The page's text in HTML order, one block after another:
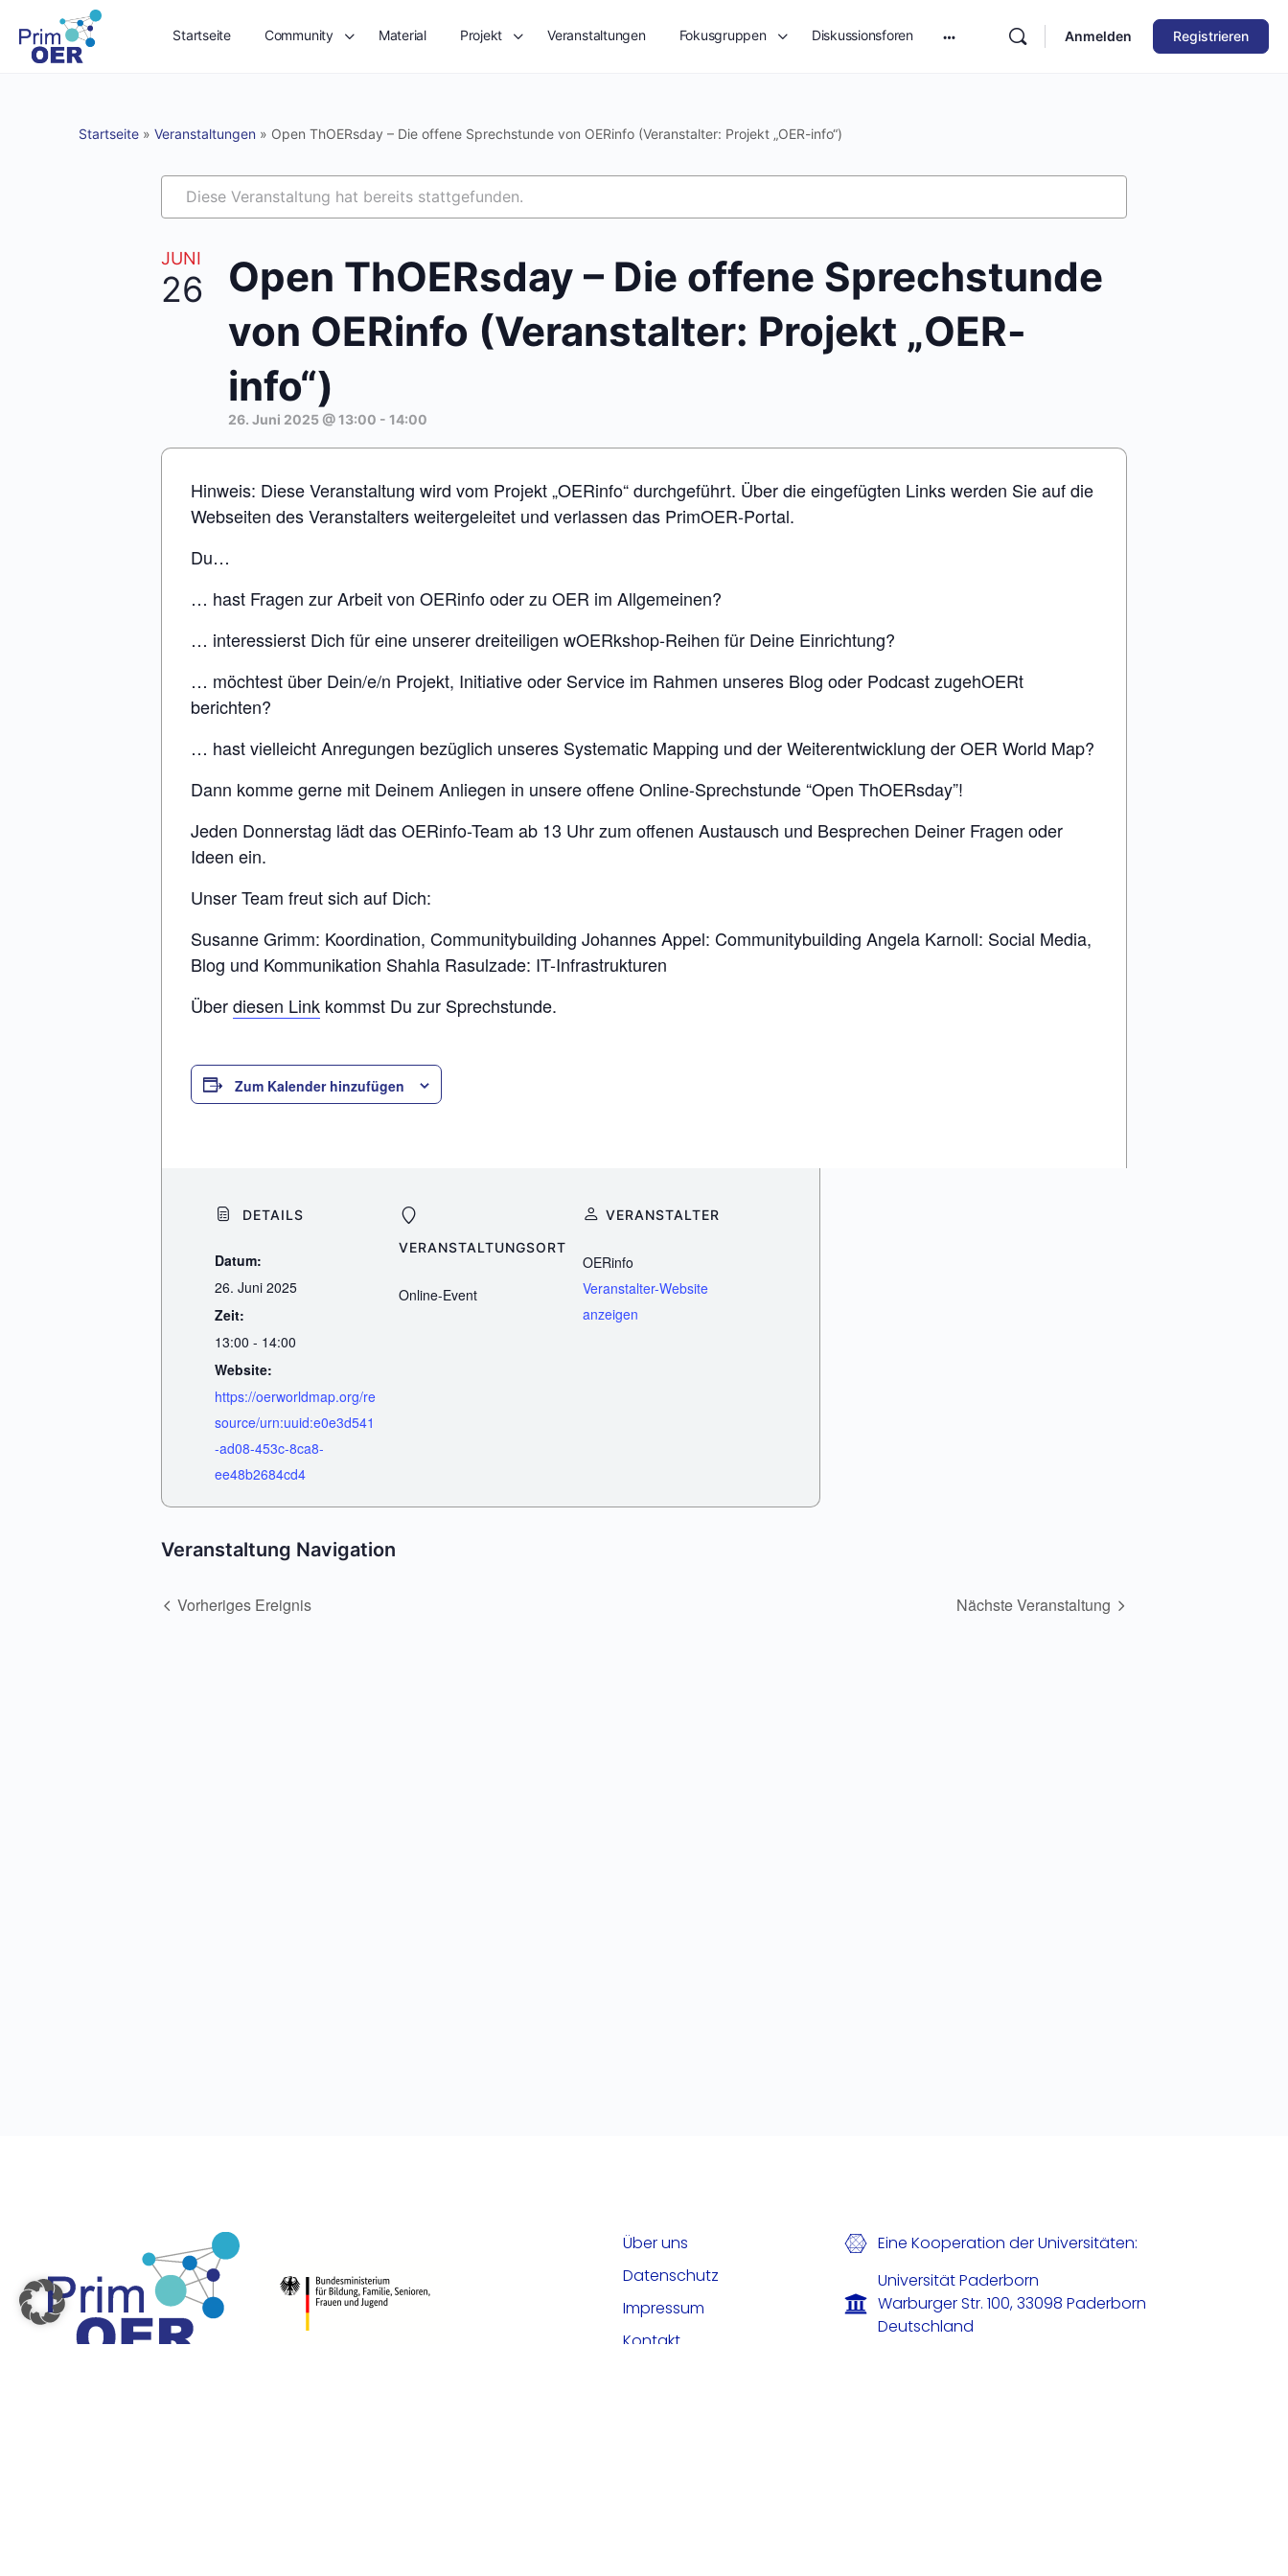
Startseite Community Material Projekt Veranstaltungen Fokusgruppen Diskussionsforen Anmelden Registrieren
Startseite » Veranstaltungen » Open ThOERsday – Die offene Sprechstunde von OERinfo (Veranstalter: Projekt „OER-info“)
Diese Veranstaltung hat bereits stattgefunden.
JUNI
26
Open ThOERsday – Die offene Sprechstunde
von OERinfo (Veranstalter: Projekt „OER-
info“)
26. Juni 2025 @ 13:00 - 14:00
Hinweis: Diese Veranstaltung wird vom Projekt „OERinfo“ durchgeführt. Über die eingefügten Links werden Sie auf die
Webseiten des Veranstalters weitergeleitet und verlassen das PrimOER-Portal.
Du…
… hast Fragen zur Arbeit von OERinfo oder zu OER im Allgemeinen?
… interessierst Dich für eine unserer dreiteiligen wOERkshop-Reihen für Deine Einrichtung?
… möchtest über Dein/e/n Projekt, Initiative oder Service im Rahmen unseres Blog oder Podcast zugehOERt
berichten?
… hast vielleicht Anregungen bezüglich unseres Systematic Mapping und der Weiterentwicklung der OER World Map?
Dann komme gerne mit Deinem Anliegen in unsere offene Online-Sprechstunde “Open ThOERsday”!
Jeden Donnerstag lädt das OERinfo-Team ab 13 Uhr zum offenen Austausch und Besprechen Deiner Fragen oder
Ideen ein.
Unser Team freut sich auf Dich:
Susanne Grimm: Koordination, Communitybuilding Johannes Appel: Communitybuilding Angela Karnoll: Social Media,
Blog und Kommunikation Shahla Rasulzade: IT-Infrastrukturen
Überdiesen Link kommst Du zur Sprechstunde.
Zum Kalender hinzufügen
DETAILS
Datum:
26. Juni 2025
Zeit:
13:00 - 14:00
Website:
https://oerworldmap.org/re
source/urn:uuid:e0e3d541
-ad08-453c-8ca8-
ee48b2684cd4
VERANSTALTUNGSORT
Online-Event
VERANSTALTER
OERinfo
Veranstalter-Website
anzeigen
Veranstaltung Navigation
Vorheriges Ereignis Nächste Veranstaltung
Über uns
Datenschutz
Impressum
Kontakt
Eine Kooperation der Universitäten:
Universität Paderborn
Warburger Str. 100, 33098 Paderborn
Deutschland